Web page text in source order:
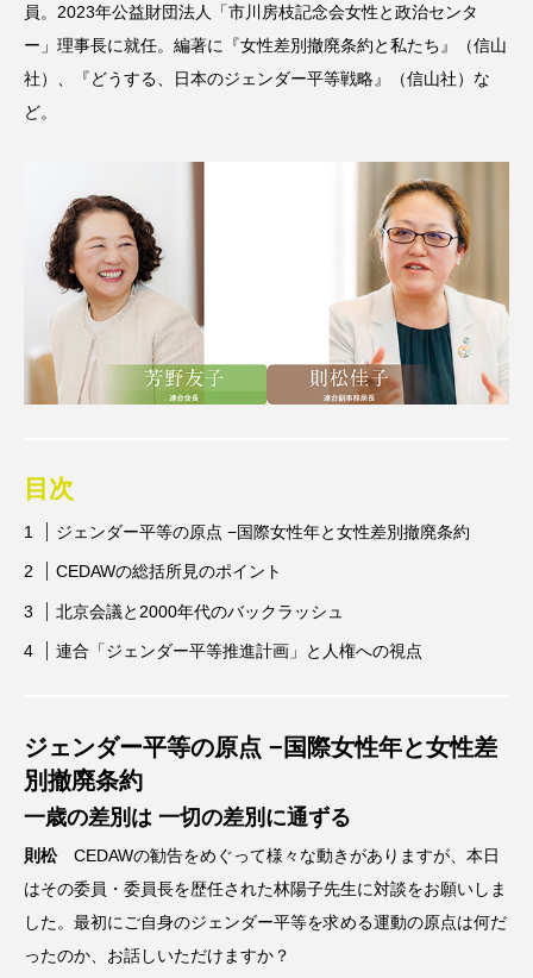
員。2023年公益財団法人「市川房枝記念会女性と政治センタ
ー」理事長に就任。編著に『女性差別撤廃条約と私たち』（信山
社）、『どうする、日本のジェンダー平等戦略』（信山社）な
ど。
目次
ジェンダー平等の原点 −国際女性年と女性差別撤廃条約
CEDAWの総括所見のポイント
北京会議と2000年代のバックラッシュ
連合「ジェンダー平等推進計画」と人権への視点
ジェンダー平等の原点 −国際女性年と女性差
別撤廃条約
一歳の差別は 一切の差別に通ずる
則松CEDAWの勧告をめぐって様々な動きがありますが、本日
はその委員・委員長を歴任された林陽子先生に対談をお願いしま
した。最初にご自身のジェンダー平等を求める運動の原点は何だ
ったのか、お話しいただけますか？